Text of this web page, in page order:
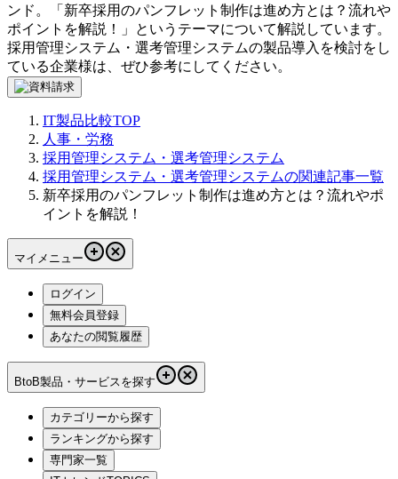
ンド。「 新卒採用のパンフレット制作は進め方とは？流れや
ポイントを解説！
」というテーマについて解説しています。
採用管理システム・選考管理システムの製品導入を検討をし
ている企業様は、ぜひ参考にしてください。
IT製品比較TOP
人事・労務
採用管理システム・選考管理システム
採用管理システム・選考管理システムの関連記事一覧
新卒採用のパンフレット制作は進め方とは？流れやポ
イントを解説！
マイメニュー
ログイン
無料会員登録
あなたの閲覧履歴
BtoB製品・サービスを探す
カテゴリーから探す
ランキングから探す
専門家一覧